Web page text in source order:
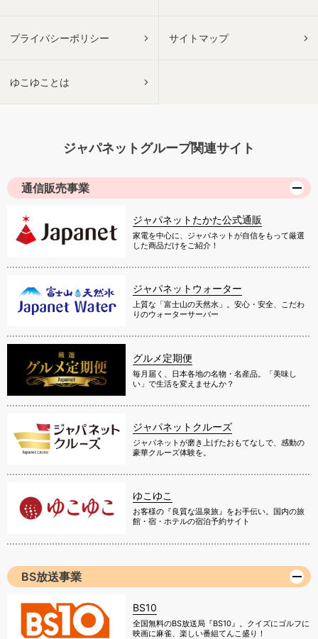
プライバシーポリシー サイトマップ
ゆこゆことは
ジャパネットグループ関連サイト
通信販売事業
ジャパネットたかた公式通販
家電を中心に、ジャパネットが自信をもって厳選
した商品だけをご紹介！
ジャパネットウォーター
上質な「富士山の天然水」。安心・安全、こだわ
りのウォーターサーバー
グルメ定期便
毎月届く、日本各地の名物・名産品。「美味し
い」で生活を変えませんか？
ジャパネットクルーズ
ジャパネットが磨き上げたおもてなしで、感動の
豪華クルーズ体験を。
ゆこゆこ
お客様の『良質な温泉旅』をお手伝い。国内の旅
館・宿・ホテルの宿泊予約サイト
BS放送事業
BS10
全国無料のBS放送局『BS10』。クイズにゴルフに
映画に麻雀、楽しい番組てんこ盛り！